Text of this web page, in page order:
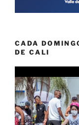
CADA
DE CALI
de
vídeo